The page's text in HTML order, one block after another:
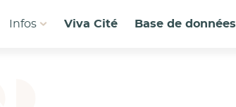
Infos Viva Cité Base de données